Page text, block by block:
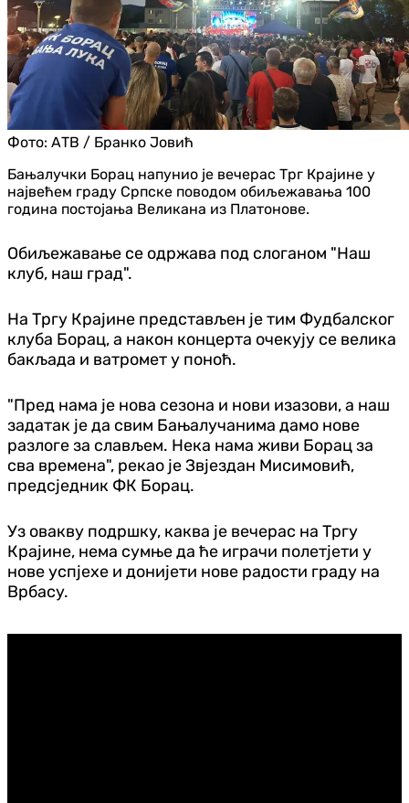
Фото: АТВ / Бранко Јовић
Бањалучки Борац напунио је вечерас Трг Крајине у
највећем граду Српске поводом обиљежавања 100
година постојања Великана из Платонове.
Обиљежавање се одржава под слоганом "Наш
клуб, наш град".
На Тргу Крајине представљен је тим Фудбалског
клуба Борац, а након концерта очекују се велика
бакљада и ватромет у поноћ.
"Пред нама је нова сезона и нови изазови, а наш
задатак је да свим Бањалучанима дамо нове
разлоге за слављем. Нека нама живи Борац за
сва времена", рекао је Звјездан Мисимовић,
предсједник ФК Борац.
Уз овакву подршку, каква је вечерас на Тргу
Крајине, нема сумње да ће играчи полетјети у
нове успјехе и донијети нове радости граду на
Врбасу.